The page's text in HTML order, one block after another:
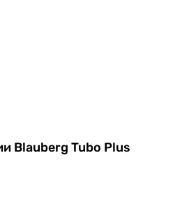
Blauberg Tubo Plus